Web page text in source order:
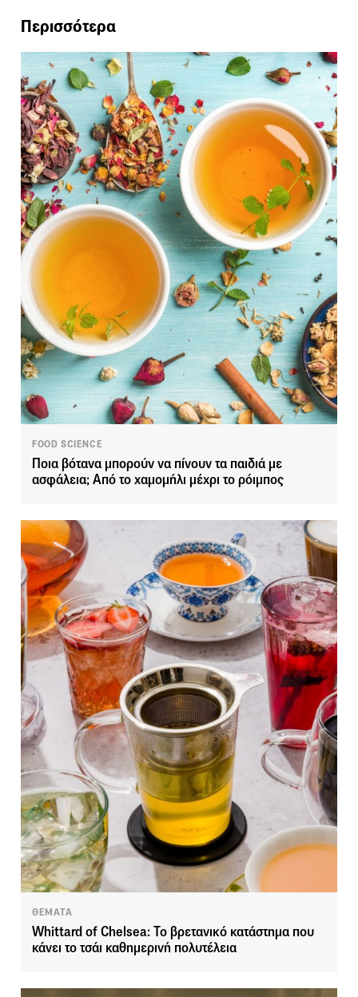
Περισσότερα
FOOD SCIENCE
Ποια βότανα μπορούν να πίνουν τα παιδιά με
ασφάλεια; Από το χαμομήλι μέχρι το ρόιμπος
ΘΕΜΑΤΑ
Whittard of Chelsea: Το βρετανικό κατάστημα που
κάνει το τσάι καθημερινή πολυτέλεια